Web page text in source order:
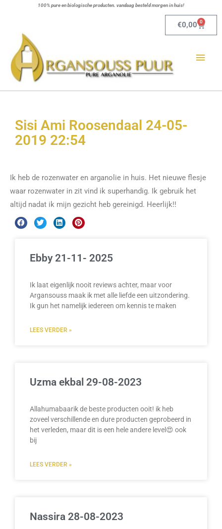
100% pure en biologische producten. vandaag besteld morgen in huis!
€0,00 0
Sisi Ami Roosendaal 24-05-
2019 22:54
Ik heb de rozenwater en arganolie in huis. Het nieuwe flesje
waar rozenwater in zit vind ik superhandig. Ik gebruik het
altijd nadat ik mijn gezicht heb gereinigd. Heerlijk!!
Ebby 21-11- 2025
Ik laat eigenlijk nooit reviews achter, maar voor
Argansouss maak ik met alle liefde een uitzondering.
Ik gun het namelijk iedereen om kennis te maken
LEES VERDER »
Uzma ekbal 29-08-2023
Allahumabaarik de beste producten ooit! ik heb
zoveel verschillende en dure producten geprobeerd in
het verleden, maar dit is een hele andere level😍 ook
bij
LEES VERDER »
Nassira 28-08-2023